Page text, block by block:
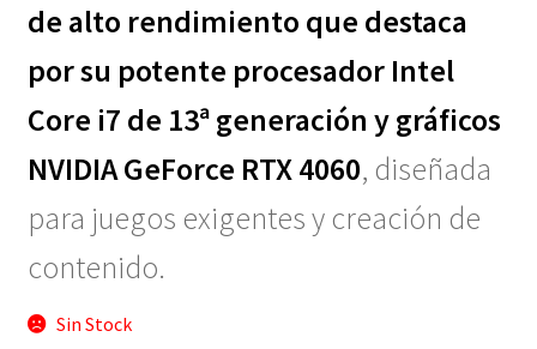
de alto rendimiento que destaca
por su potente procesador Intel
Core i7 de 13ª generación y gráficos
NVIDIA GeForce RTX 4060, diseñada
para juegos exigentes y creación de
contenido.
Sin Stock